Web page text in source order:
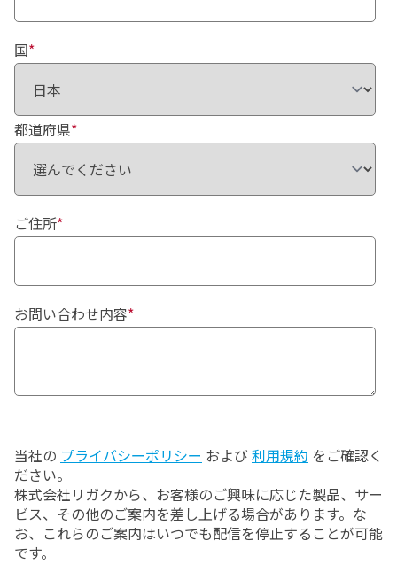
国*
都道府県*
ご住所*
お問い合わせ内容*
当社の プライバシーポリシー および 利用規約 をご確認く
ださい。
株式会社リガクから、お客様のご興味に応じた製品、サー
ビス、その他のご案内を差し上げる場合があります。な
お、これらのご案内はいつでも配信を停止することが可能
です。